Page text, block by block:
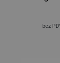
bez